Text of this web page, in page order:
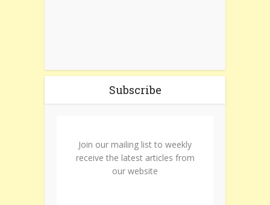
Subscribe
Join our mailing list to weekly
receive the latest articles from
our website